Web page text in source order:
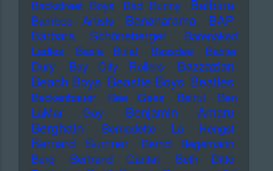
Backstreet Boys
Bad Bunny Balbina
Bamboo Artists Bananarama
BAP
Barbara Schöneberger
Barenaked
Ladies
Basia Bulat Bassdee
Baxter
Dury
Bay City Rollers Bazzazian
Beach Boys Beastie Boys Beatles
Beckenbauer Bee Gees Beirut
Ben
LaMar Gay
Benjamin Amaru
Berghain Bernadette La Hengst
Bernard Sumner
Bernd Begemann
Berq
Bertrand Cantat Beth Ditto